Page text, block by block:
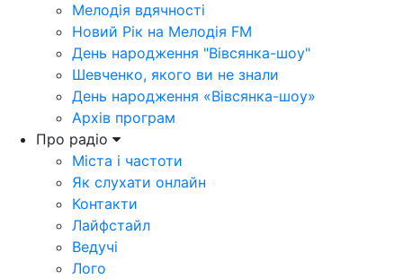
Мелодія вдячності
Новий Рік на Мелодія FM
День народження "Вівсянка-шоу"
Шевченко, якого ви не знали
День народження «Вівсянка-шоу»
Архів програм
Про радіо
Міста і частоти
Як слухати онлайн
Контакти
Лайфстайл
Ведучі
Лого